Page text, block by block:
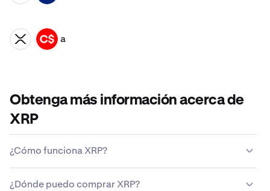
XRP CAD a
Obtenga más información acerca de
XRP
¿Cómo funciona XRP?
emite ni la mantiene ninguna entidad gubernamental
¿Dónde puedo comprar XRP?